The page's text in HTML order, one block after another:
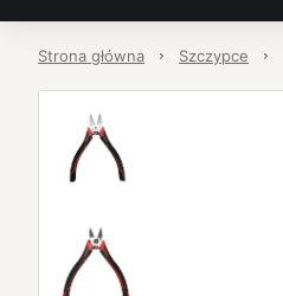
Strona główna Szczypce